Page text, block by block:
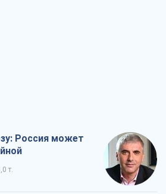
Россия может
т.